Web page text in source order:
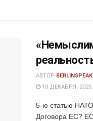
АВТОР
10 ДЕКАБРЯ, 2025
5-ю статью НАТО
Договора ЕС?